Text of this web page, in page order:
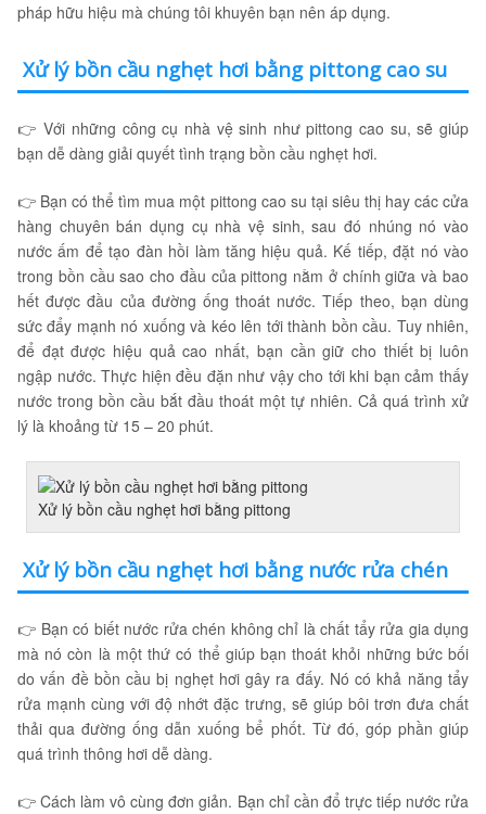
pháp hữu hiệu mà chúng tôi khuyên bạn nên áp dụng.
Xử lý bồn cầu nghẹt hơi bằng pittong cao su
👉 Với những công cụ nhà vệ sinh như pittong cao su, sẽ giúp
bạn dễ dàng giải quyết tình trạng bồn cầu nghẹt hơi.
👉 Bạn có thể tìm mua một pittong cao su tại siêu thị hay các cửa
hàng chuyên bán dụng cụ nhà vệ sinh, sau đó nhúng nó vào
nước ấm để tạo đàn hồi làm tăng hiệu quả. Kế tiếp, đặt nó vào
trong bồn cầu sao cho đầu của pittong nằm ở chính giữa và bao
hết được đầu của đường ống thoát nước. Tiếp theo, bạn dùng
sức đẩy mạnh nó xuống và kéo lên tới thành bồn cầu. Tuy nhiên,
để đạt được hiệu quả cao nhất, bạn cần giữ cho thiết bị luôn
ngập nước. Thực hiện đều đặn như vậy cho tới khi bạn cảm thấy
nước trong bồn cầu bắt đầu thoát một tự nhiên. Cả quá trình xử
lý là khoảng từ 15 – 20 phút.
Xử lý bồn cầu nghẹt hơi bằng pittong
Xử lý bồn cầu nghẹt hơi bằng nước rửa chén
👉 Bạn có biết nước rửa chén không chỉ là chất tẩy rửa gia dụng
mà nó còn là một thứ có thể giúp bạn thoát khỏi những bức bối
do vấn đề bồn cầu bị nghẹt hơi gây ra đấy. Nó có khả năng tẩy
rửa mạnh cùng với độ nhớt đặc trưng, sẽ giúp bôi trơn đưa chất
thải qua đường ống dẫn xuống bể phốt. Từ đó, góp phần giúp
quá trình thông hơi dễ dàng.
👉 Cách làm vô cùng đơn giản. Bạn chỉ cần đổ trực tiếp nước rửa